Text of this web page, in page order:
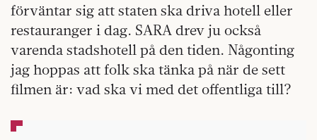
förväntar sig att staten ska driva hotell eller
restauranger i dag. SARA drev ju också
varenda stadshotell på den tiden. Någonting
jag hoppas att folk ska tänka på när de sett
filmen är: vad ska vi med det offentliga till?